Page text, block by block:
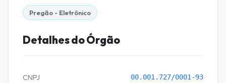
Pregão - Eletrônico
Detalhes do Órgão
CNPJ 00.001.727/0001-93